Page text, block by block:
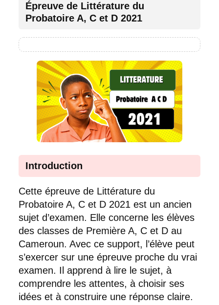
Épreuve de Littérature du
Probatoire A, C et D 2021
Introduction
Cette épreuve de Littérature du
Probatoire A, C et D 2021 est un ancien
sujet d’examen. Elle concerne les élèves
des classes de Première A, C et D au
Cameroun. Avec ce support, l’élève peut
s’exercer sur une épreuve proche du vrai
examen. Il apprend à lire le sujet, à
comprendre les attentes, à choisir ses
idées et à construire une réponse claire.